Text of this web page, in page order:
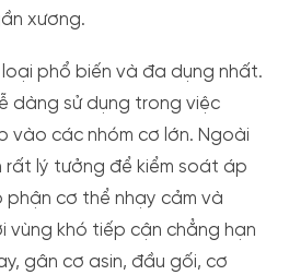
xương.
phổ biến và đa dụng nhất.
dàng sử dụng trong việc
vào các nhóm cơ lớn. Ngoài
rất lý tưởng để kiểm soát áp
phận cơ thể nhạy cảm và
vùng khó tiếp cận chẳng hạn
gân cơ asin, đầu gối, cơ